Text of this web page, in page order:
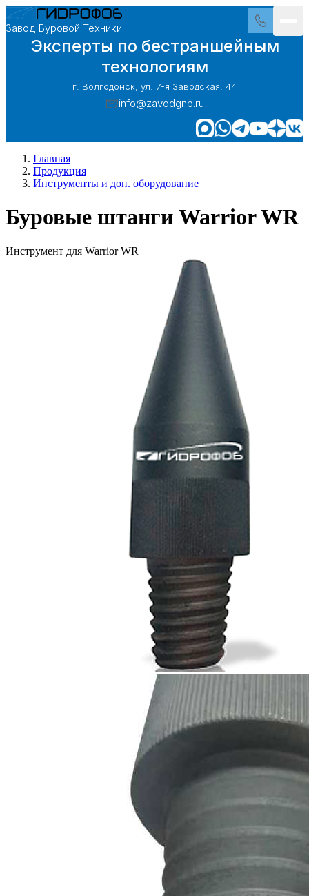
Завод Буровой Техники
Эксперты по бестраншейным
технологиям
г. Волгодонск, ул. 7-я Заводская, 44
info@zavodgnb.ru
Главная
Продукция
Инструменты и доп. оборудование
Буровые штанги Warrior WR
Инструмент для Warrior WR